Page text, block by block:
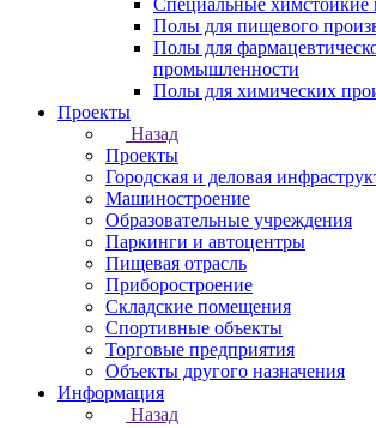
Специальные химстойкие
Полы для пищевого
Полы для
промышленности
Полы для химических
Проекты
Назад
Проекты
Городская и деловая
Машиностроение
Образовательные учреждения
Паркинги и автоцентры
Пищевая отрасль
Приборостроение
Складские помещения
Спортивные объекты
Торговые предприятия
Объекты другого назначения
Информация
Назад